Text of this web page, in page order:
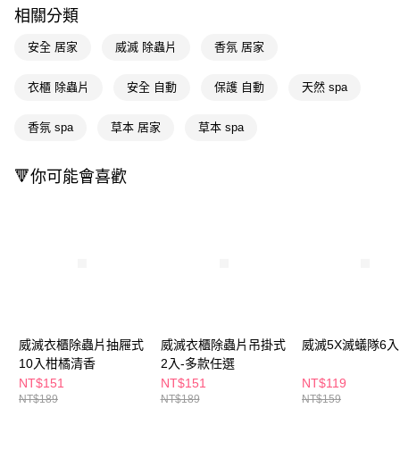
便利好安心！
１．簡單：不需註冊會員、不需綁卡、不需儲值。
２．便利：只要手機號碼，簡訊認證，即可結帳。
３．安心：先確認商品／服務後，再付款。
【「AFTEE先享後付」結帳流程】
結帳頁面，進行簡訊認證並確認金額後，即可完成結帳。
２．訂單成立數日內，您將收到繳費通知簡訊。
ATM／網路銀行／等多元方式進行付款，方視為交易完成。
※ 請注意：結帳手續完成當下不需立刻繳費，但若您需要取消訂單，請聯絡
權轉讓予恩沛科技股份有限公司。
２．關於個人資料處理事宜，請瀏覽以下網址：
https://aftee.tw/terms/#terms3
３．未成年的使用者請事先徵得法定代理人或監護人之同意方可使用
每筆NT$65，滿NT$390(含以上)免運費
付款後全家取貨
萊爾富取貨付款
付款後7-11取貨
每筆NT$65，滿NT$490(含以上)免運費
宅配(本島)
相關分類
安全 居家 威滅 除蟲片 香氛 居家
衣櫃 除蟲片 安全 自動 保護 自動 天然 spa
香氛 spa 草本 居家 草本 spa
🔻你可能會喜歡
威滅衣櫃除蟲片抽屜式
10入柑橘清香
NT$151
NT$189
威滅衣櫃除蟲片吊掛式
2入-多款任選
NT$151
NT$189
威滅5X滅蟻隊6入
NT$119
NT$159